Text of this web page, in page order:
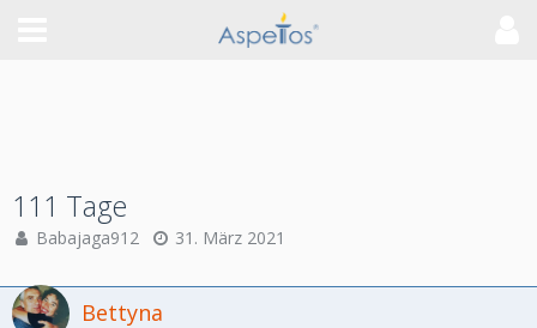
111 Tage
Babajaga912 31. März 2021
Bettyna